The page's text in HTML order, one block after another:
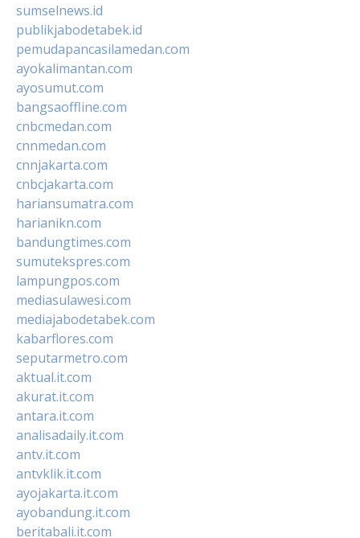
sumselnews.id
publikjabodetabek.id
pemudapancasilamedan.com
ayokalimantan.com
ayosumut.com
bangsaoffline.com
cnbcmedan.com
cnnmedan.com
cnnjakarta.com
cnbcjakarta.com
hariansumatra.com
harianikn.com
bandungtimes.com
sumutekspres.com
lampungpos.com
mediasulawesi.com
mediajabodetabek.com
kabarflores.com
seputarmetro.com
aktual.it.com
akurat.it.com
antara.it.com
analisadaily.it.com
antv.it.com
antvklik.it.com
ayojakarta.it.com
ayobandung.it.com
beritabali.it.com